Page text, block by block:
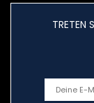
TRETEN